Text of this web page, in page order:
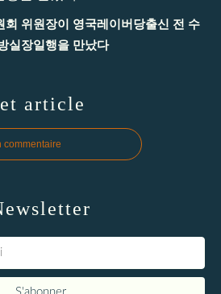
회 위원장이 영국레이버당출신 전 수
실장일행을 만났다
article
commentaire